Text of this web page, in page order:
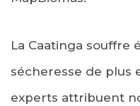
La Caatinga souffre
sécheresse de plus
experts attribuent